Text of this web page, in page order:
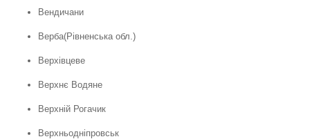
Вендичани
Верба(Рівненська обл.)
Верхівцеве
Верхнє Водяне
Верхній Рогачик
Верхньодніпровськ